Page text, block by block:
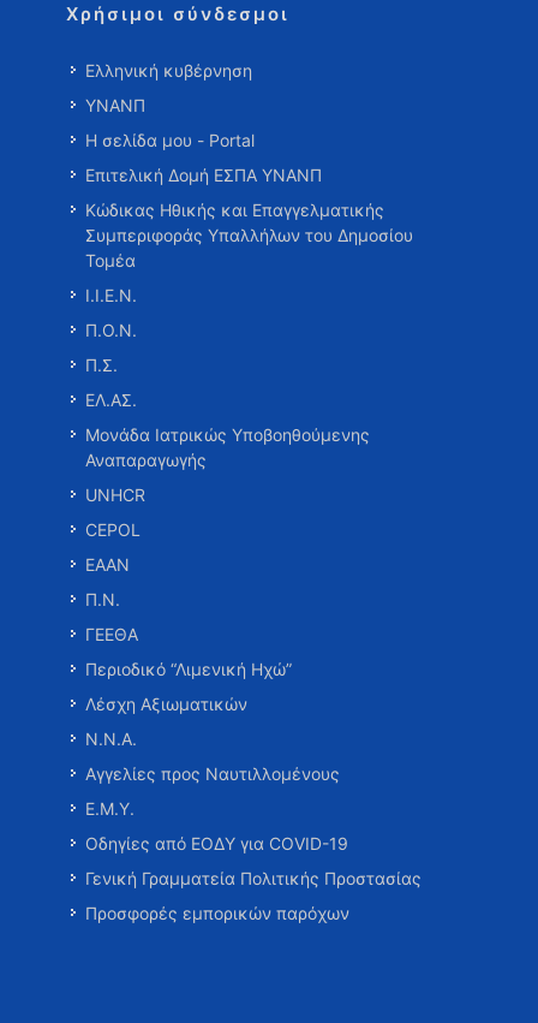
Χρήσιμοι σύνδεσμοι
Ελληνική κυβέρνηση
ΥΝΑΝΠ
Η σελίδα μου - Portal
Επιτελική Δομή ΕΣΠΑ ΥΝΑΝΠ
Κώδικας Ηθικής και Επαγγελματικής
Συμπεριφοράς Υπαλλήλων του Δημοσίου
Τομέα
Ι.Ι.Ε.Ν.
Π.Ο.Ν.
Π.Σ.
ΕΛ.ΑΣ.
Μονάδα Ιατρικώς Υποβοηθούμενης
Αναπαραγωγής
UNHCR
CEPOL
ΕΑΑΝ
Π.Ν.
ΓΕΕΘΑ
Περιοδικό “Λιμενική Ηχώ”
Λέσχη Αξιωματικών
Ν.Ν.Α.
Αγγελίες προς Ναυτιλλομένους
Ε.Μ.Υ.
Οδηγίες από ΕΟΔΥ για COVID-19
Γενική Γραμματεία Πολιτικής Προστασίας
Προσφορές εμπορικών παρόχων